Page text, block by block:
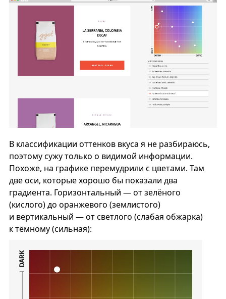
В классификации оттенков вкуса я не разбираюсь,
поэтому сужу только о видимой информации.
Похоже, на графике перемудрили с цветами. Там
две оси, которые хорошо бы показали два
градиента. Горизонтальный — от зелёного
(кислого) до оранжевого (землистого)
и вертикальный — от светлого (слабая обжарка)
к тёмному (сильная):